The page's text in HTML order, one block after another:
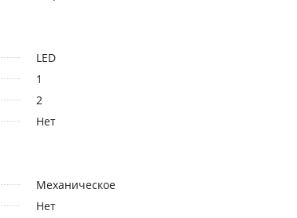
LED
1
2
Нет
Механическое
Нет